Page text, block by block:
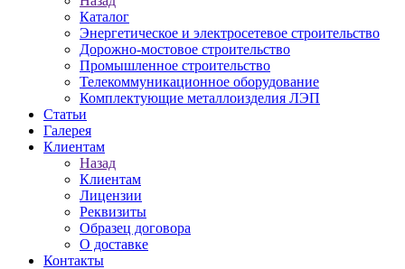
Каталог
Энергетическое и электросетевое строительство
Дорожно-мостовое строительство
Промышленное строительство
Телекоммуникационное оборудование
Комплектующие металлоизделия ЛЭП
Статьи
Галерея
Клиентам
Назад
Клиентам
Лицензии
Реквизиты
Образец договора
О доставке
Контакты